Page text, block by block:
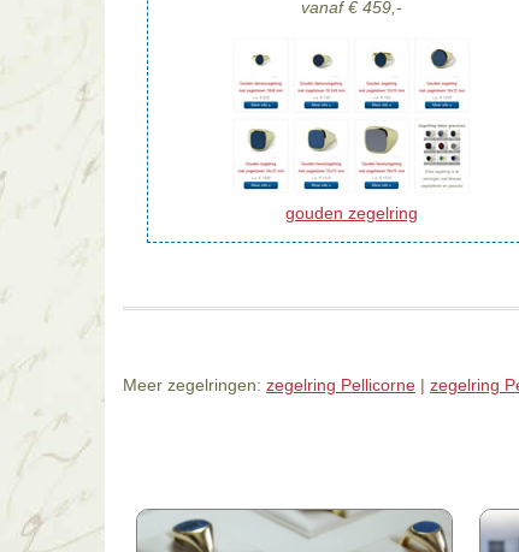
vanaf € 459,-
gouden zegelring
Meer zegelringen: zegelring Pellicorne | zegelring